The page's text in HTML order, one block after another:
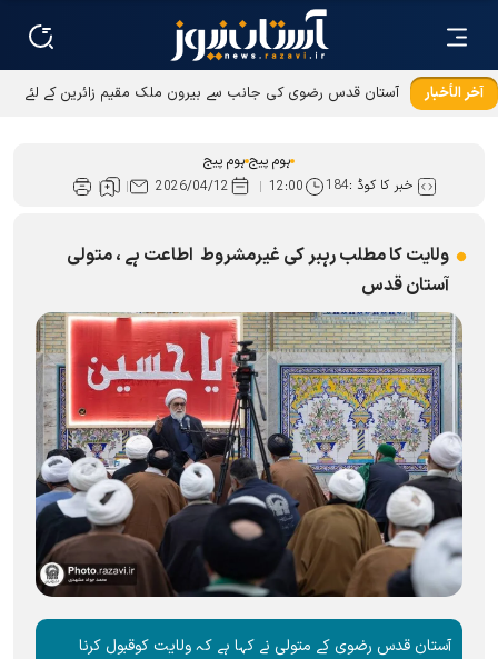
آخر الأخبار
آستان قدس رضوی کی جانب سے بیرون ملک مقیم زائرین کے لئے
ہوم پیج ہوم پیج
خبر کا کوڈ :184
12:00
2026/04/12
ولایت کا مطلب رہبر کی غیرمشروط اطاعت ہے ، متولی
آستان قدس
آستان قدس رضوی کے متولی نے کہا ہے کہ ولایت کوقبول کرنا